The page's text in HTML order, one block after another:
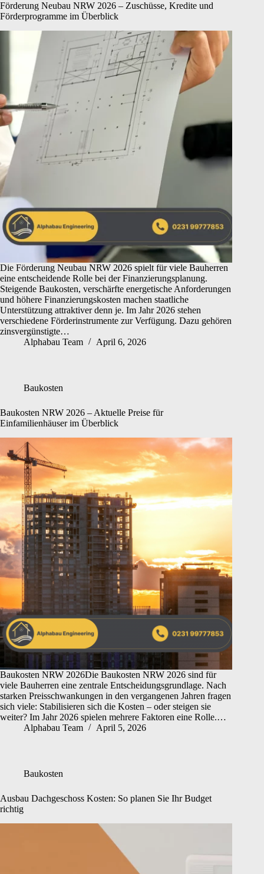
Förderung Neubau NRW 2026 – Zuschüsse, Kredite und
Förderprogramme im Überblick
Die Förderung Neubau NRW 2026 spielt für viele Bauherren
eine entscheidende Rolle bei der Finanzierungsplanung.
Steigende Baukosten, verschärfte energetische Anforderungen
und höhere Finanzierungskosten machen staatliche
Unterstützung attraktiver denn je. Im Jahr 2026 stehen
verschiedene Förderinstrumente zur Verfügung. Dazu gehören
zinsvergünstigte…
Alphabau Team
April 6, 2026
Baukosten
Baukosten NRW 2026 – Aktuelle Preise für
Einfamilienhäuser im Überblick
Baukosten NRW 2026Die Baukosten NRW 2026 sind für
viele Bauherren eine zentrale Entscheidungsgrundlage. Nach
starken Preisschwankungen in den vergangenen Jahren fragen
sich viele: Stabilisieren sich die Kosten – oder steigen sie
weiter? Im Jahr 2026 spielen mehrere Faktoren eine Rolle.…
Alphabau Team
April 5, 2026
Baukosten
Ausbau Dachgeschoss Kosten: So planen Sie Ihr Budget
richtig